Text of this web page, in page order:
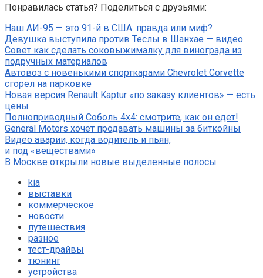
Понравилась статья? Поделиться с друзьями:
Наш АИ-95 — это 91-й в США: правда или миф?
Девушка выступила против Теслы в Шанхае — видео
Совет как сделать соковыжималку для винограда из
подручных материалов
Автовоз с новенькими спорткарами Chevrolet Corvette
сгорел на парковке
Новая версия Renault Kaptur «по заказу клиентов» — есть
цены
Полноприводный Соболь 4х4: смотрите, как он едет!
General Motors хочет продавать машины за биткойны
Видео аварии, когда водитель и пьян,
и под «веществами»
В Москве открыли новые выделенные полосы
kia
выставки
коммерческое
новости
путешествия
разное
тест-драйвы
тюнинг
устройства